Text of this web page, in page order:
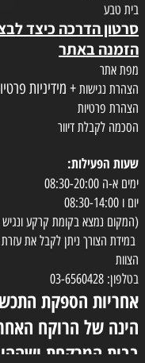
בית טבע
סרטון הדרכה כיצד
הזמנה באתר
מפת אתר
הצהרת נגישות + מידיניות
הצהרת פרטיות
הסכמה לקבלת דיוור
שעות הפעילות:
ימים א-ה 08:30-20:00
יום ו 08:30-14:00
(המקום נמצא בקומת קרקע ונגיש
במידת הצורך ניתן לקבל את עזרת
הצוות
בטלפון: 03-6560428
אחריות הספקת
הינה של הרוקח
בבית המרקחת